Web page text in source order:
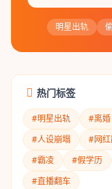
明星出轨
热门标签
#明星出轨 #离婚
#人设崩塌
#网
#霸凌
#假学历
#直播翻车